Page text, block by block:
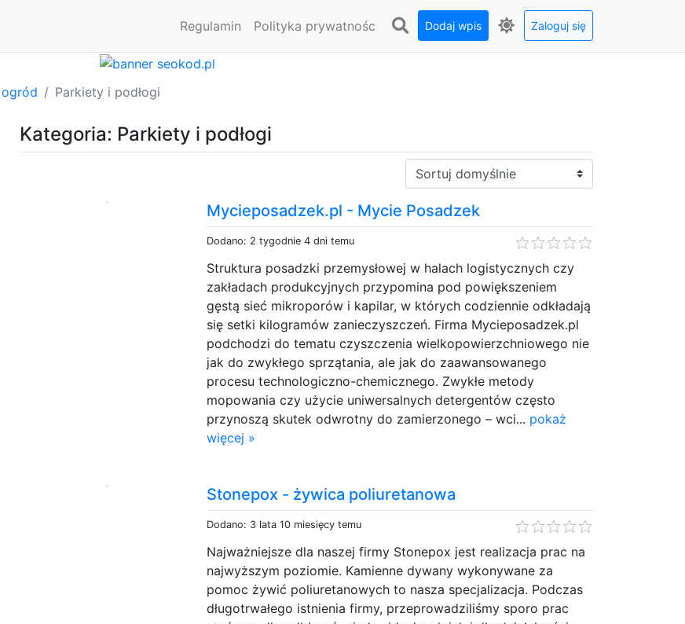
Regulamin Polityka prywatnośc Dodaj wpis Zaloguj się
Parkiety i podłogi
Kategoria: Parkiety i podłogi
Sortuj:
Mycieposadzek.pl - Mycie Posadzek
Dodano: 2 tygodnie 4 dni temu
Struktura posadzki przemysłowej w halach logistycznych czy
zakładach produkcyjnych przypomina pod powiększeniem
gęstą sieć mikroporów i kapilar, w których codziennie odkładają
się setki kilogramów zanieczyszczeń. Firma Mycieposadzek.pl
podchodzi do tematu czyszczenia wielkopowierzchniowego nie
jak do zwykłego sprzątania, ale jak do zaawansowanego
procesu technologiczno-chemicznego. Zwykłe metody
mopowania czy użycie uniwersalnych detergentów często
przynoszą skutek odwrotny do zamierzonego – wci... pokaż
więcej »
Stonepox - żywica poliuretanowa
Dodano: 3 lata 10 miesięcy temu
Najważniejsze dla naszej firmy Stonepox jest realizacja prac na
najwyższym poziomie. Kamienne dywany wykonywane za
pomoc żywić poliuretanowych to nasza specjalizacja. Podczas
długotrwałego istnienia firmy, przeprowadziliśmy sporo prac